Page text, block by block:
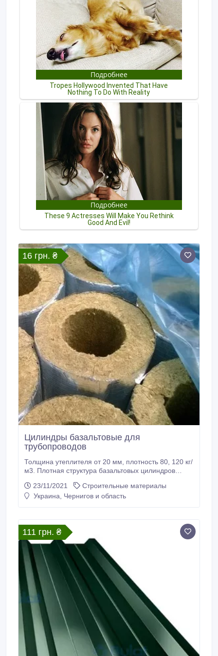
16 грн. ₴
Цилиндры базальтовые для
трубопроводов
Толщина утеплителя от 20 мм, плотность 80, 120 кг/
м3. Плотная структура базальтовых цилиндров
протяжении всего периода эксплуатации, но даже
допускает повторное использование утеплителя
23/11/2021
Строительные материалы
Украина, Чернигов и область
111 грн. ₴